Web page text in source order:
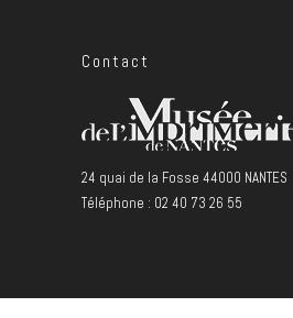
Contact
24 quai de la Fosse 44000 NANTES
Téléphone : 02 40 73 26 55